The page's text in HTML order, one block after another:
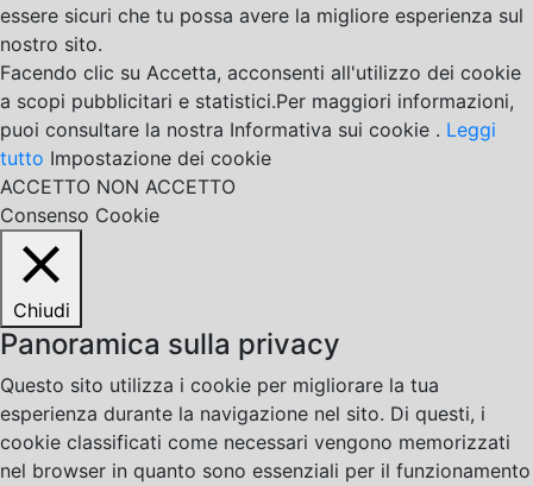
essere sicuri che tu possa avere la migliore esperienza sul
nostro sito.
Facendo clic su Accetta, acconsenti all'utilizzo dei cookie
a scopi pubblicitari e statistici.Per maggiori informazioni,
puoi consultare la nostra Informativa sui cookie . Leggi
tutto Impostazione dei cookie
ACCETTO NON ACCETTO
Consenso Cookie
Chiudi
Panoramica sulla privacy
Questo sito utilizza i cookie per migliorare la tua
esperienza durante la navigazione nel sito. Di questi, i
cookie classificati come necessari vengono memorizzati
nel browser in quanto sono essenziali per il funzionamento